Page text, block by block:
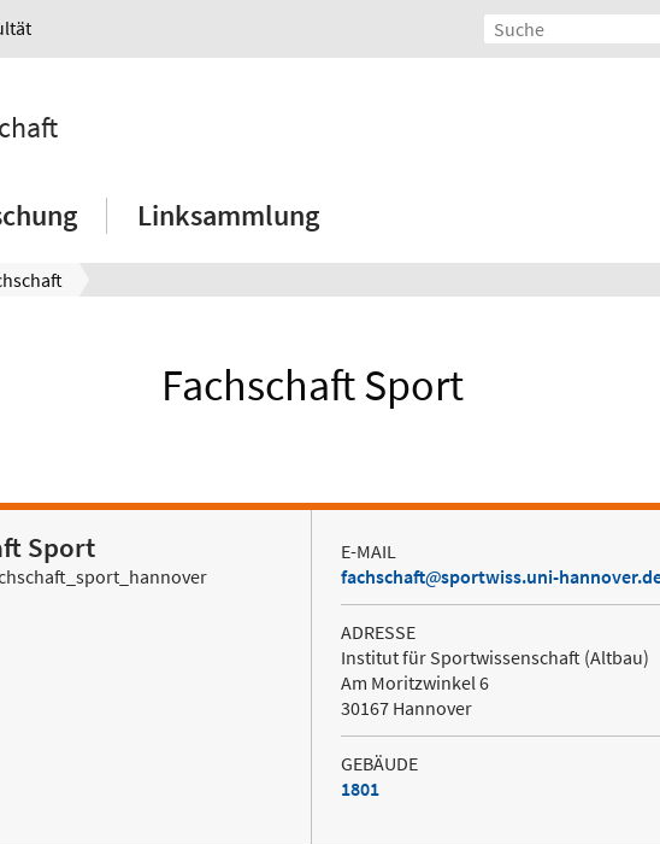
Linksammlung
Fachschaft Sport
Sport
E-MAIL
fachschaft
sportwiss.uni-
ADRESSE
Institut für Sportwissenschaft (Altbau)
Am Moritzwinkel 6
30167 Hannover
GEBÄUDE
1801